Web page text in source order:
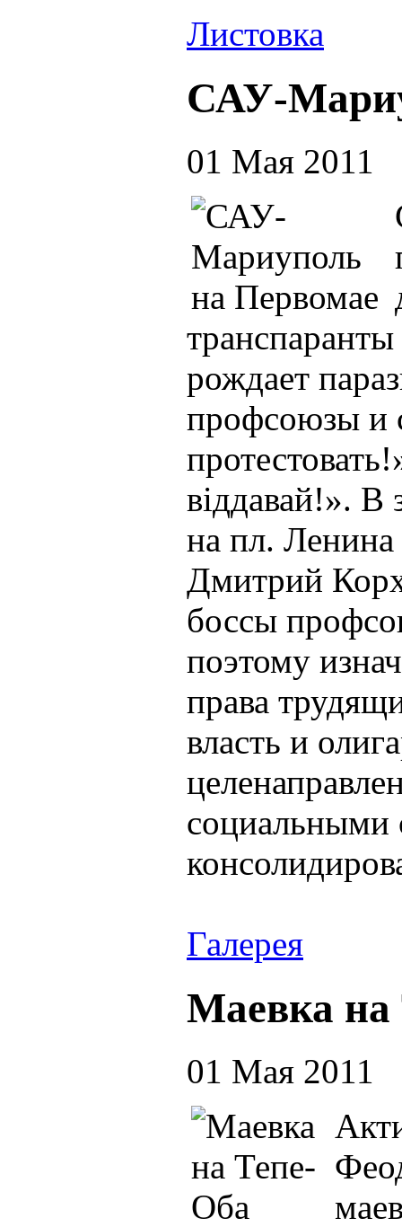
Листовка
САУ-
01 Мая 2011
рождает
профсоюзы и
віддавай!». В
на пл.
Дмитрий
боссы
поэтому
права
власть и
социальными
Галерея
Маевка на
01 Мая 2011